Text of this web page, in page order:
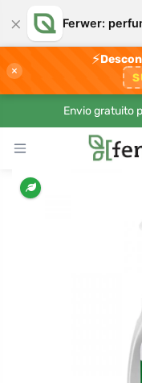
× Ferwer:
×
⚡
Envio gratuito